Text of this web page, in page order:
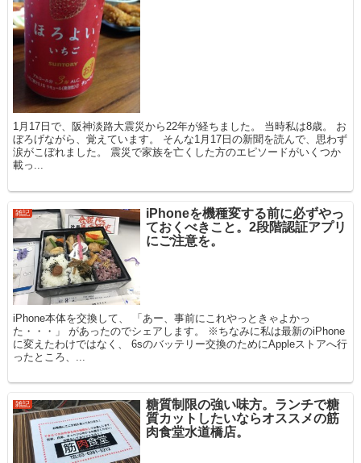
1月17日で、阪神淡路大震災から22年が経ちました。 当時私は8歳。 お
ぼろげながら、覚えています。 そんな1月17日の新聞を読んで、思わず
涙がこぼれました。 震災で家族を亡くした方のエピソードがいくつか
載っ...
雑記
iPhoneを機種変する前に必ずやっ
ておくべきこと。2段階認証アプリ
にご注意を。
iPhone本体を交換して、 「あー、事前にこれやっときゃよかっ
た・・・」 があったのでシェアします。 ※ちなみに私は最新のiPhone
に変えたわけではなく、 6sのバッテリー交換のためにAppleストアへ行
ったところ、...
雑記
糖質制限の強い味方。ランチで糖
質カットしたいならオススメの筋
肉食堂水道橋店。